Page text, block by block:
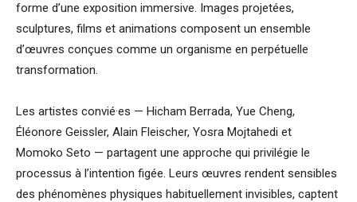
forme d’une exposition immersive. Images projetées,
sculptures, films et animations composent un ensemble
d’œuvres conçues comme un organisme en perpétuelle
transformation.
Les artistes convié·es — Hicham Berrada, Yue Cheng,
Éléonore Geissler, Alain Fleischer, Yosra Mojtahedi et
Momoko Seto — partagent une approche qui privilégie le
processus à l’intention figée. Leurs œuvres rendent sensibles
des phénomènes physiques habituellement invisibles, captent